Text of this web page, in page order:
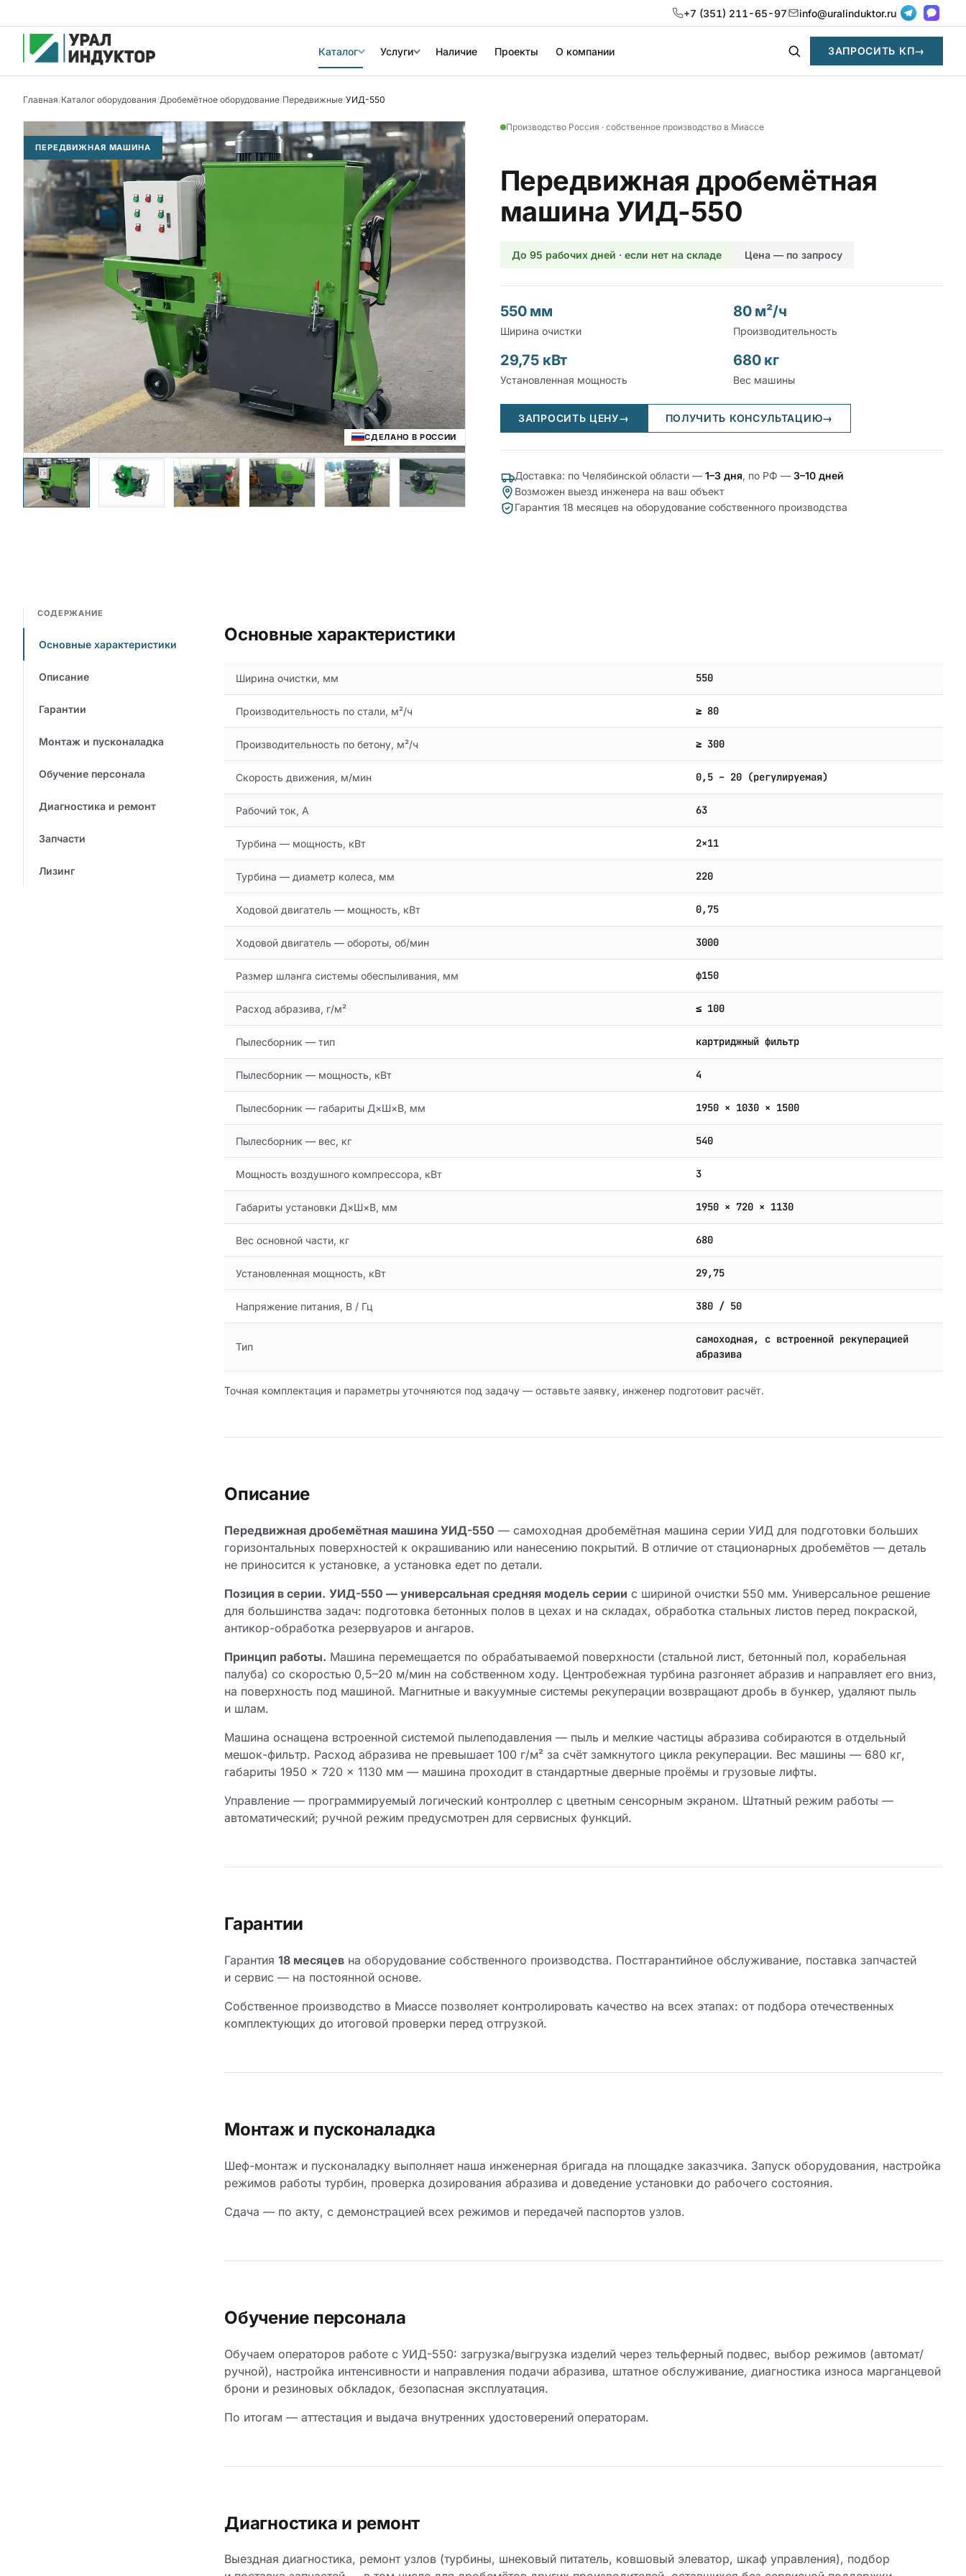
+7 (351) 211-65-97 info@uralinduktor.ru
Каталог Услуги Наличие Проекты О компании ЗАПРОСИТЬ КП→
Главная/Каталог оборудования/Дробемётное оборудование/Передвижные/УИД-550
ПЕРЕДВИЖНАЯ МАШИНА
СДЕЛАНО В РОССИИ
Производство Россия · собственное производство в Миассе
Передвижная дробемётная
машина УИД-550
До 95 рабочих дней · если нет на складе Цена — по запросу
550 мм
Ширина очистки
80 м²/ч
Производительность
29,75 кВт
Установленная мощность
680 кг
Вес машины
ЗАПРОСИТЬ ЦЕНУ→ ПОЛУЧИТЬ КОНСУЛЬТАЦИЮ→
Доставка: по Челябинской области — 1–3 дня, по РФ — 3–10 дней
Возможен выезд инженера на ваш объект
Гарантия 18 месяцев на оборудование собственного производства
СОДЕРЖАНИЕ
Основные характеристики
Описание
Гарантии
Монтаж и пусконаладка
Обучение персонала
Диагностика и ремонт
Запчасти
Лизинг
Основные характеристики
Ширина очистки, мм 550
Производительность по стали, м²/ч ≥ 80
Производительность по бетону, м²/ч ≥ 300
Скорость движения, м/мин 0,5 – 20 (регулируемая)
Рабочий ток, А 63
Турбина — мощность, кВт 2×11
Турбина — диаметр колеса, мм 220
Ходовой двигатель — мощность, кВт 0,75
Ходовой двигатель — обороты, об/мин 3000
Размер шланга системы обеспыливания, мм ф150
Расход абразива, г/м² ≤ 100
Пылесборник — тип картриджный фильтр
Пылесборник — мощность, кВт 4
Пылесборник — габариты Д×Ш×В, мм 1950 × 1030 × 1500
Пылесборник — вес, кг 540
Мощность воздушного компрессора, кВт 3
Габариты установки Д×Ш×В, мм 1950 × 720 × 1130
Вес основной части, кг 680
Установленная мощность, кВт 29,75
Напряжение питания, В / Гц 380 / 50
Тип
самоходная, с встроенной рекуперацией
абразива
Точная комплектация и параметры уточняются под задачу — оставьте заявку, инженер подготовит расчёт.
Описание
Передвижная дробемётная машина УИД-550 — самоходная дробемётная машина серии УИД для подготовки больших
горизонтальных поверхностей к окрашиванию или нанесению покрытий. В отличие от стационарных дробемётов — деталь
не приносится к установке, а установка едет по детали.
Позиция в серии. УИД-550 — универсальная средняя модель серии с шириной очистки 550 мм. Универсальное решение
для большинства задач: подготовка бетонных полов в цехах и на складах, обработка стальных листов перед покраской,
антикор-обработка резервуаров и ангаров.
Принцип работы. Машина перемещается по обрабатываемой поверхности (стальной лист, бетонный пол, корабельная
палуба) со скоростью 0,5–20 м/мин на собственном ходу. Центробежная турбина разгоняет абразив и направляет его вниз,
на поверхность под машиной. Магнитные и вакуумные системы рекуперации возвращают дробь в бункер, удаляют пыль
и шлам.
Машина оснащена встроенной системой пылеподавления — пыль и мелкие частицы абразива собираются в отдельный
мешок-фильтр. Расход абразива не превышает 100 г/м² за счёт замкнутого цикла рекуперации. Вес машины — 680 кг,
габариты 1950 × 720 × 1130 мм — машина проходит в стандартные дверные проёмы и грузовые лифты.
Управление — программируемый логический контроллер с цветным сенсорным экраном. Штатный режим работы —
автоматический; ручной режим предусмотрен для сервисных функций.
Гарантии
Гарантия 18 месяцев на оборудование собственного производства. Постгарантийное обслуживание, поставка запчастей
и сервис — на постоянной основе.
Собственное производство в Миассе позволяет контролировать качество на всех этапах: от подбора отечественных
комплектующих до итоговой проверки перед отгрузкой.
Монтаж и пусконаладка
Шеф-монтаж и пусконаладку выполняет наша инженерная бригада на площадке заказчика. Запуск оборудования, настройка
режимов работы турбин, проверка дозирования абразива и доведение установки до рабочего состояния.
Сдача — по акту, с демонстрацией всех режимов и передачей паспортов узлов.
Обучение персонала
Обучаем операторов работе с УИД-550: загрузка/выгрузка изделий через тельферный подвес, выбор режимов (автомат/
ручной), настройка интенсивности и направления подачи абразива, штатное обслуживание, диагностика износа марганцевой
брони и резиновых обкладок, безопасная эксплуатация.
По итогам — аттестация и выдача внутренних удостоверений операторам.
Диагностика и ремонт
Выездная диагностика, ремонт узлов (турбины, шнековый питатель, ковшовый элеватор, шкаф управления), подбор